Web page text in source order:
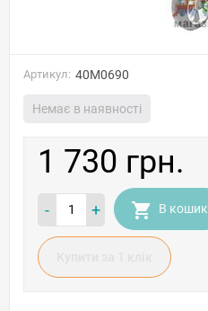
Артикул: 40M0690
Немає в наявності
1 730 грн.
- + В кошик